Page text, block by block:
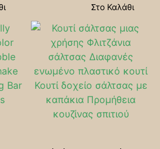
Στο Καλάθι